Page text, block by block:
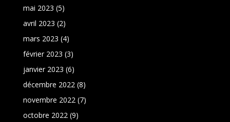
mai 2023 (5)
avril 2023 (2)
mars 2023 (4)
février 2023 (3)
janvier 2023 (6)
décembre 2022 (8)
novembre 2022 (7)
octobre 2022 (9)